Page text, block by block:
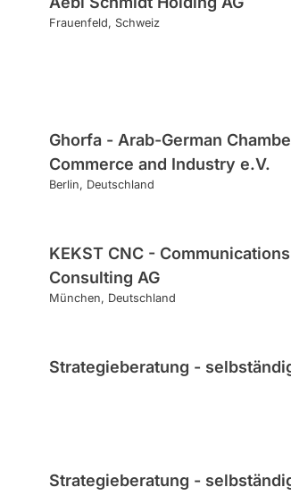
Frauenfeld Schweiz
Ghorfa - Arab-German
Commerce and Industry e.V.
Berlin Deutschland
KEKST CNC -
Consulting AG
München Deutschland
Strategieberatung -
Strategieberatung -